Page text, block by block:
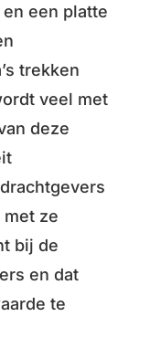
een platte
trekken
veel met
deze
ze
bij de
en dat
te